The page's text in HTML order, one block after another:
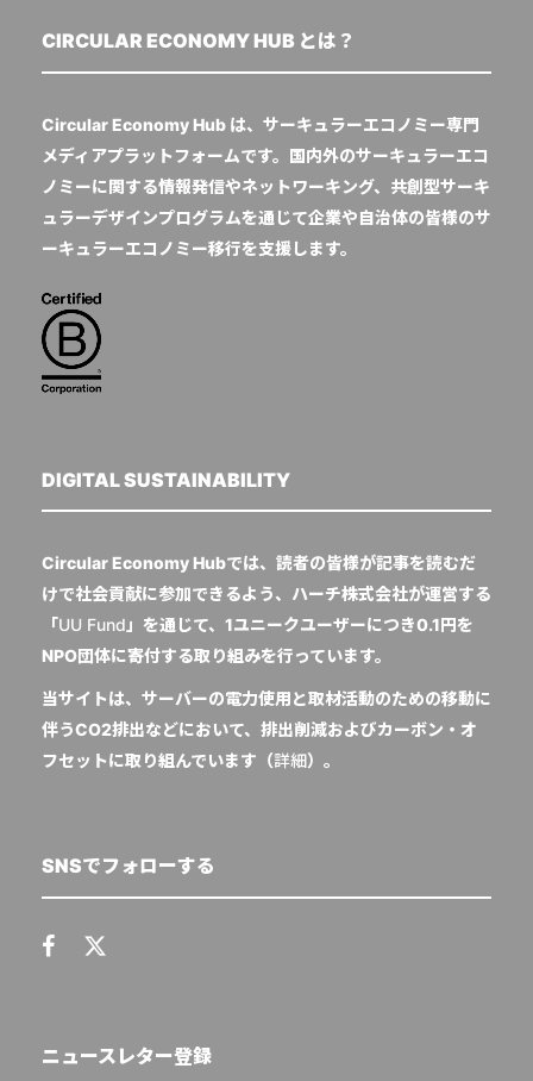
CIRCULAR ECONOMY HUB とは？
Circular Economy Hub は、サーキュラーエコノミー専門
メディアプラットフォームです。国内外のサーキュラーエコ
ノミーに関する情報発信やネットワーキング、共創型サーキ
ュラーデザインプログラムを通じて企業や自治体の皆様のサ
ーキュラーエコノミー移行を支援します。
DIGITAL SUSTAINABILITY
Circular Economy Hubでは、読者の皆様が記事を読むだ
けで社会貢献に参加できるよう、ハーチ株式会社が運営する
「UU Fund 」を通じて、1ユニークユーザーにつき0.1円を
NPO団体に寄付する取り組みを行っています。
当サイトは、サーバーの電力使用と取材活動のための移動に
伴うCO2排出などにおいて、排出削減およびカーボン・オ
フセットに取り組んでいます（詳細）。
SNSでフォローする
ニュースレター登録